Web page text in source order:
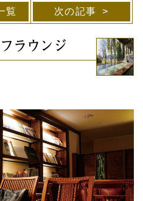
覧 次の記事
ラウンジ